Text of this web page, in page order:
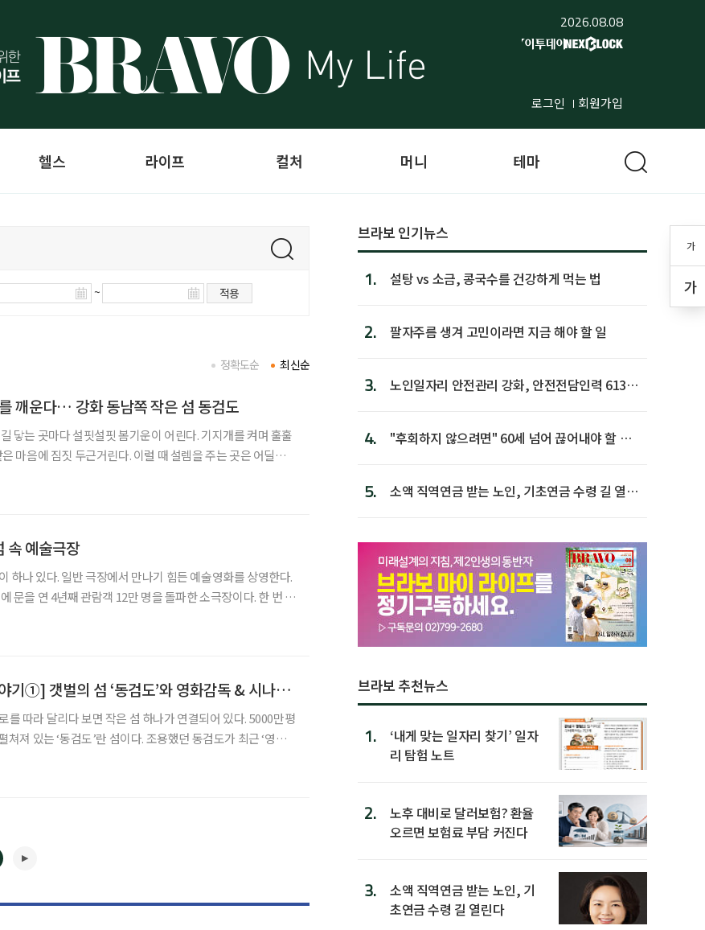
2026.08.08
로그인 회원가입
가
가
헬스 라이프 컬처 머니 테마
~ 적용
최신순
정확도순
깨운다… 강화 동남쪽 작은 섬 동검도
닿는 곳마다 설핏설핏 봄기운이 어린다. 기지개를 켜며 훌훌
마음에 짐짓 두근거린다. 이럴 때 설렘을 주는 곳은 어딜까.
속 예술극장
하나 있다. 일반 극장에서 만나기 힘든 예술영화를 상영한다.
문을 연 4년째 관람객 12만 명을 돌파한 소극장이다. 한 번 방
[김미숙의 人브랜드 이야기①] 갯벌의 섬 ‘동검도’와 영화감독 & 시나리오 작가 ‘조나단 유’
를 따라 달리다 보면 작은 섬 하나가 연결되어 있다. 5000만평
져 있는 ‘동검도’란 섬이다. 조용했던 동검도가 최근 ‘영화의
브라보 인기뉴스
1. 설탕 vs 소금, 콩국수를 건강하게 먹는 법
2. 팔자주름 생겨 고민이라면 지금 해야 할 일
3.
노인일자리 안전관리 강화, 안전전담인력 613명
4.
"후회하지 않으려면" 60세 넘어 끊어내야 할 사
5.
소액 직역연금 받는 노인, 기초연금 수령 길 열린
브라보 추천뉴스
1.
‘내게 맞는 일자리 찾기’ 일자
리 탐험 노트
2.
노후 대비로 달러보험? 환율
오르면 보험료 부담 커진다
3.
소액 직역연금 받는 노인, 기
초연금 수령 길 열린다